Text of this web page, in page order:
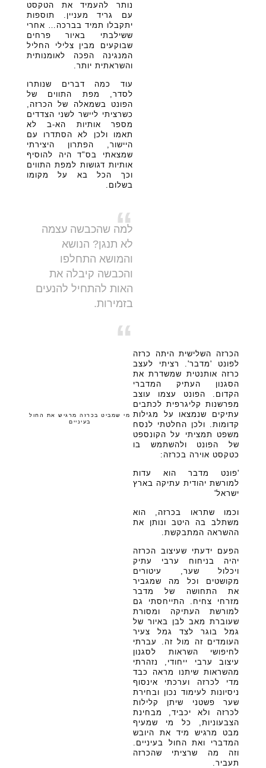
נותר להעמיד את הטקסט
עם גריד מעניין. תוספות
יתקבלו תמיד בברכה… אחרי
ששילבתי באיור פרחים
שבוקעים מבין צלילי החליל
המנגינה הפכה לאומנותית
והשראתית יותר.
עוד כמה דברים שנותרו
לסדר, מפת התווים של
הפונט בשמאלה של הכרזה,
כשרציתי ליישר לשני הצדדים
מספר אותיות הא-ב לא
תאמו ולכן לא הסתדרו עם
היישור, הפתרון היצירתי
שמצאתי בס"ד היה להוסיף
אותיות דגושות למפת התווים
וכך הכל בא על מקומו
בשלום.
“
למה שהכבשה עצמה
לא תנגן? הנושא
והמושא התחלפו
והכבשה קיבלה את
האות להתחיל להנעים
בזמירות.
“ הכרזה השלישית היתה כרזה
לפונט 'מדבר'. רציתי לעצב
כרזה אותנטית שמשדרת את
הסגנון העתיק המדברי
הקדום. הפונט עצמו עוצב
מפרשנות קליגרפית לכתבים
עתיקים שנמצאו על מגילות
קדומות. ולכן החלטתי לנסח
משפט תמציתי על הקונספט
של הפונט ולהשתמש בו
כטקסט אוירה בכרזה:
'פונט מדבר הוא עדות
למורשת יהודית עתיקה בארץ
ישראל'
וכמו שתראו בכרזה, הוא
משתלב בה היטב ונותן את
ההשראה המתבקשת.
הפעם ידעתי שעיצוב הכרזה
יהיה בניחוח ערבי עתיק
ויכלול שער, עיטורים
מקושטים וכל מה שמגביר
את התחושה של מדבר
מזרחי צחיח. התייחסתי גם
למורשת העתיקה ומסורת
שעוברת מאב לבן באיור של
גמל בוגר לצד גמל צעיר
העומדים זה מול זה. עברתי
לחיפושי השראות לסגנון
עיצוב ערבי ייחודי, נזהרתי
מהשראות שיתנו מראה כבד
מדי לכרזה וערכתי אינסוף
ניסיונות לעימוד נכון ובחירת
שער פשטני שיתן קלילות
לכרזה ולא יכביד, מבחינת
הצבעוניות, כל מי שמעיף
מבט מרגיש מיד את היובש
המדברי ואת החול בעיניים.
וזה מה שרציתי שהכרזה
תעביר.
מי שמביט בכרזה מרגיש את החול
בעיניים